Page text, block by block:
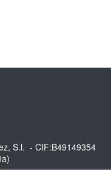
S.l. - CIF:B49149354